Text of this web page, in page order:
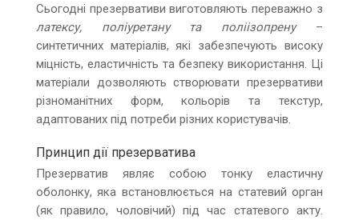
Сьогодні презервативи виготовляють переважно з
латексу, поліуретану та поліізопрену–
синтетичних матеріалів, які забезпечують високу
міцність, еластичність та безпеку використання. Ці
матеріали дозволяють створювати презервативи
різноманітних форм, кольорів та текстур,
адаптованих під потреби різних користувачів.
Принцип дії презерватива
Презерватив являє собою тонку еластичну
оболонку, яка встановлюється на статевий орган
(як правило, чоловічий) під час статевого акту.